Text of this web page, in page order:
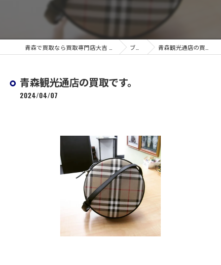
ブログ 青森観光通店の買取です。
青森観光通店の買取です。
2024/04/07